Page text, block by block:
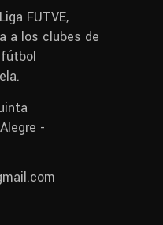
FUTVE,
a los clubes de
-